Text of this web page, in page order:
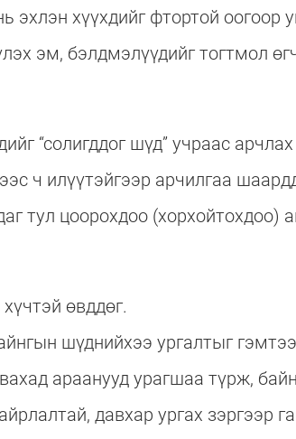
эхлэн хүүхдийг фтортой оогоор
эм, бэлдмэлүүдийг тогтмол
“солигддог шүд” учраас
ч илүүтэйгээр арчилгаа
тул цоорохдоо (хорхойтохдоо)
өвддөг.
шүднийхээ ургалтыг
араанууд урагшаа түрж,
давхар ургах зэргээр